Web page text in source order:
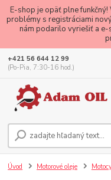
E-shop je opäť plne
problémy s registráciami
nám podarilo vyriešiť a e-
+421 56 644 12 99
(Po-Pia, 7:30-16 hod.)
Úvod Motorové oleje